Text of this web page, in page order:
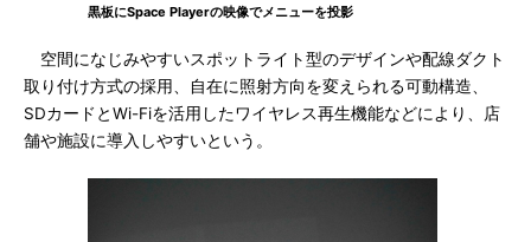
黒板にSpace Playerの映像でメニューを投影
空間になじみやすいスポットライト型のデザインや配線ダクト
取り付け方式の採用、自在に照射方向を変えられる可動構造、
SDカードとWi-Fiを活用したワイヤレス再生機能などにより、店
舗や施設に導入しやすいという。